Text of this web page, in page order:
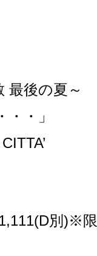
最後の夏～
・」
別 )※